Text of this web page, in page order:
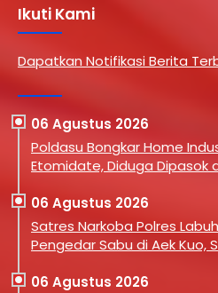
Ikuti Kami
Dapatkan Notifikasi Berita
06 Agustus 2026
Poldasu Bongkar Home
Etomidate, Diduga Dipasok
06 Agustus 2026
Satres Narkoba Polres
Pengedar Sabu di Aek Kuo,
06 Agustus 2026